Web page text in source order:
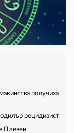
получиха
рецидивист
Плевен